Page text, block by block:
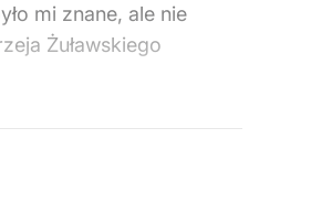
mi znane, ale nie
Żuławskiego